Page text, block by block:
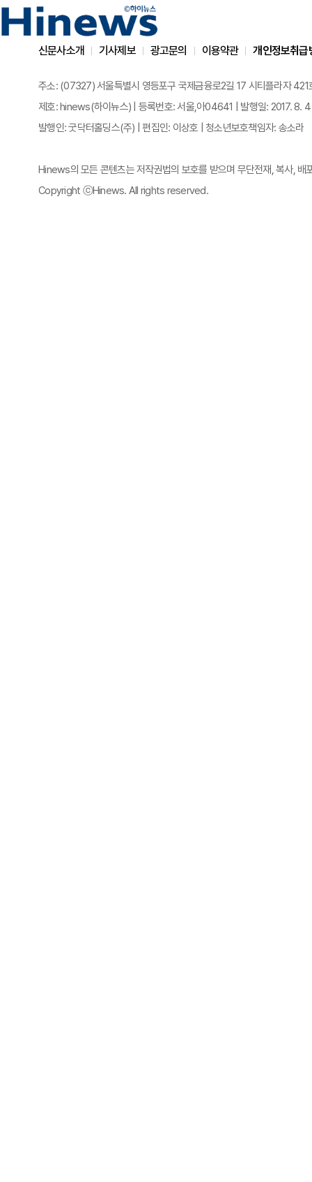
신문사소개 기사제보 광고문의 이용약관 개인정보취급
주소: (07327) 서울특별시 영등포구 국제금융로2길 17 시티플라자
제호: hinews(하이뉴스) | 등록번호: 서울,아04641 | 발행일: 2017. 8. 4
발행인: 굿닥터홀딩스(주) | 편집인: 이상호 | 청소년보호책임자: 송소라
Hinews의 모든 콘텐츠는 저작권법의 보호를 받으며 무단전재, 복사, 배
Copyright ⓒHinews. All rights reserved.